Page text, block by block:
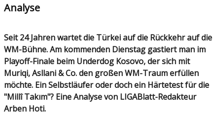
Analyse
Seit 24 Jahren wartet die Türkei auf die Rückkehr auf die
WM-Bühne. Am kommenden Dienstag gastiert man im
Playoff-Finale beim Underdog Kosovo, der sich mit
Muriqi, Asllani & Co. den großen WM-Traum erfüllen
möchte. Ein Selbstläufer oder doch ein Härtetest für die
"Millî Takım"? Eine Analyse von LIGABlatt-Redakteur
Arben Hoti.